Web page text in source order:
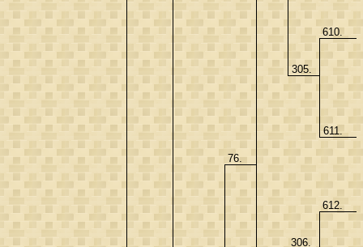
76.
305.
610.
611.
306.
612.